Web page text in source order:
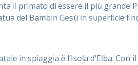
il primato di essere il più grande
del Bambin Gesù in superficie
in spiaggia è l’Isola d'Elba. Con